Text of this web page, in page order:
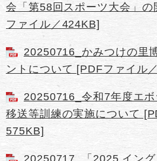
会「第58回スポーツ大会」
ファイル／424KB]
20250716_かみつけの里
ントについて [PDFファイル
20250716_令和7年度エ
移送等訓練の実施について
575KB]
20250717_「2025 イン